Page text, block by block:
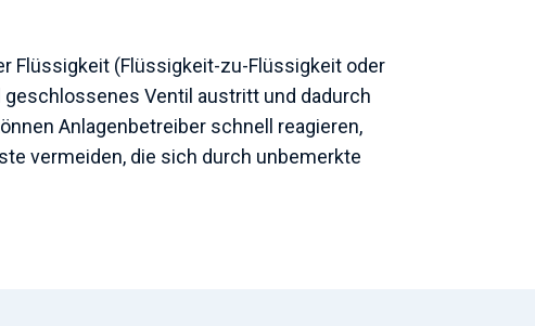
Flüssigkeit (Flüssigkeit-zu-Flüssigkeit oder
Ventil austritt und dadurch
Anlagenbetreiber schnell reagieren,
vermeiden, die sich durch unbemerkte